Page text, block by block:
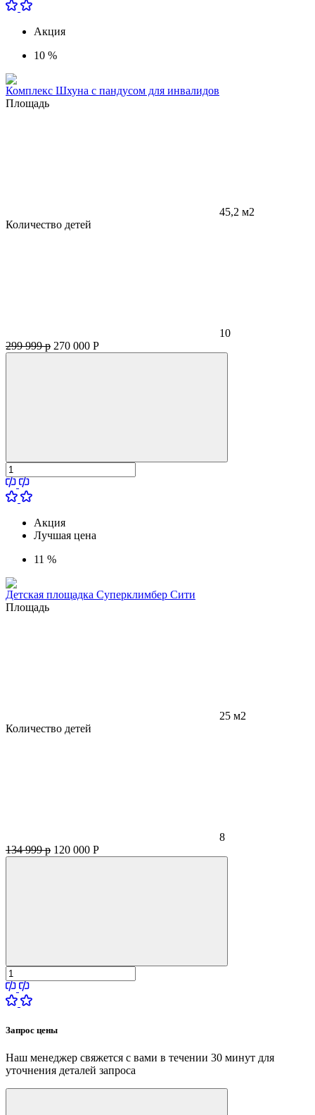
Акция
10 %
Комплекс Шхуна с пандусом для инвалидов
Площадь
45,2 м2
Количество детей
10
299 999 р 270 000 Р
Акция
Лучшая цена
11 %
Детская площадка Суперклимбер Сити
Площадь
25 м2
Количество детей
8
134 999 р 120 000 Р
Запрос цены
Наш менеджер свяжется с вами в течении 30 минут для
уточнения деталей запроса